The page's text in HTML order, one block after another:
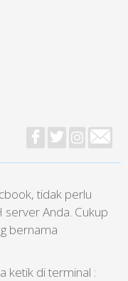
tidak perlu
server Anda. Cukup
bernama
ketik di terminal :